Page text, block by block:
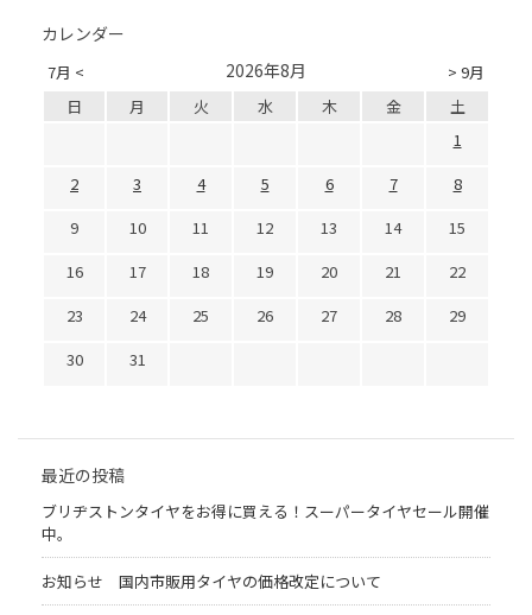
カレンダー
7月 < > 9月
2026年8月
日 月 火 水 木 金
土
1
2
3 4 5 6 7
8
9
10 11 12 13 14
15
16
17 18 19 20 21
22
23
24 25 26 27 28
29
30
31
最近の投稿
ブリヂストンタイヤをお得に買える！スーパータイヤセール開催
中。
お知らせ 国内市販用タイヤの価格改定について